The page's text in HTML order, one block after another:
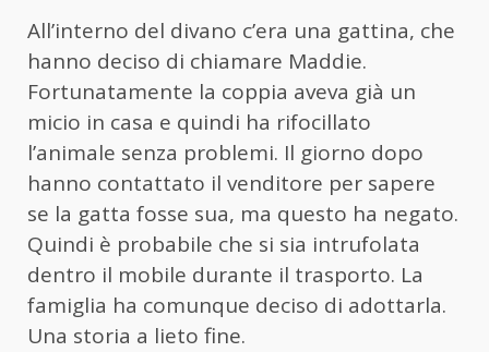
All’interno del divano c’era una gattina, che
hanno deciso di chiamare Maddie.
Fortunatamente la coppia aveva già un
micio in casa e quindi ha rifocillato
l’animale senza problemi. Il giorno dopo
hanno contattato il venditore per sapere
se la gatta fosse sua, ma questo ha negato.
Quindi è probabile che si sia intrufolata
dentro il mobile durante il trasporto. La
famiglia ha comunque deciso di adottarla.
Una storia a lieto fine.